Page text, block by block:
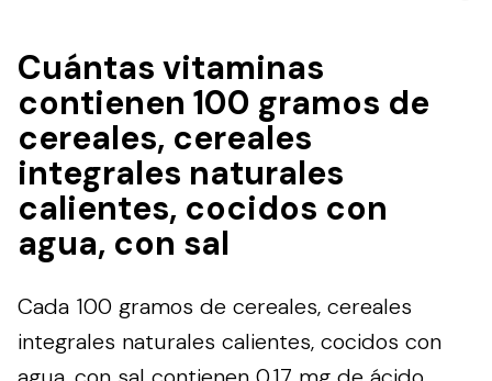
Cuántas vitaminas
contienen 100 gramos de
cereales, cereales
integrales naturales
calientes, cocidos con
agua, con sal
Cada 100 gramos de cereales, cereales
integrales naturales calientes, cocidos con